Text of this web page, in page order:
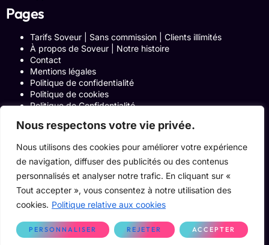
Nous respectons votre vie privée.
Nous utilisons des cookies pour améliorer votre expérience
de navigation, diffuser des publicités ou des contenus
personnalisés et analyser notre trafic. En cliquant sur «
Tout accepter », vous consentez à notre utilisation des
cookies. Politique relative aux cookies
PERSONNALISER REJETER ACCEPTER
Pages
Tarifs Soveur | Sans commission | Clients illimités
À propos de Soveur | Notre histoire
Contact
Mentions légales
Politique de confidentialité
Politique de cookies
Politique de Confidentialité
Blog
Programme Affiliation
Conditions générales d’utilisation
ACCUEIL
Onglets Zone Affilié
Le Blog
Devenir pro